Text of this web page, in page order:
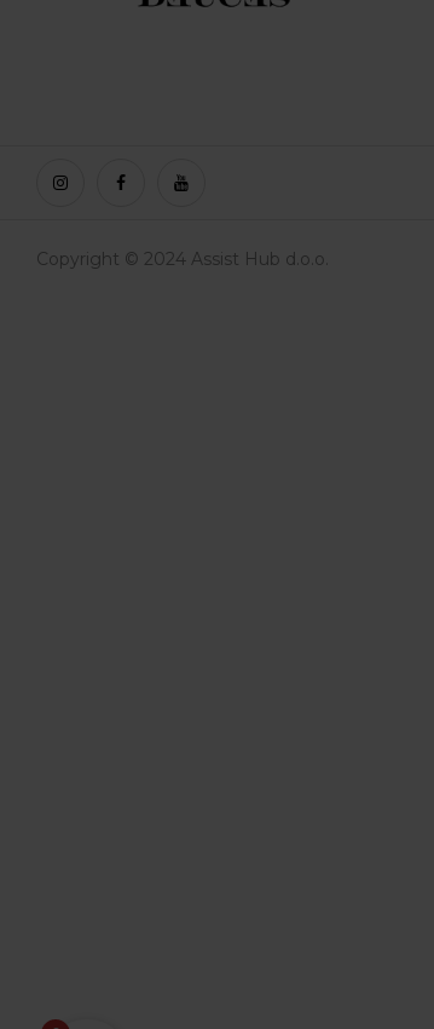
Copyright © 2024 Assist Hub d.o.o.